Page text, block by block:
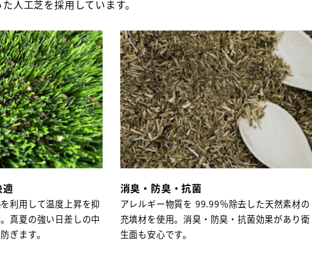
人工芝を採用しています。
適
利用して温度上昇を抑
真夏の強い日差しの中
ぎます。
消臭・防臭・抗菌
アレルギー物質を 99.99％除去した天然素材の
充填材を使用。消臭・防臭・抗菌効果があり衛
生面も安心です。